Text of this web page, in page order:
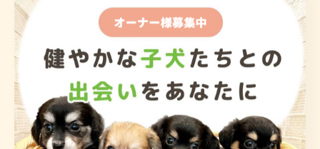
例えば、毛量が多い個体や活発に外で遊ぶトイプードル
は、より短いサイクルでのトリミングが必要となる場合
があります。
初めてトリミングを経験する子犬の場合は、徐々にサロ
ンに慣れさせるためにも、短めの間隔で通うことが望ま
しいです。